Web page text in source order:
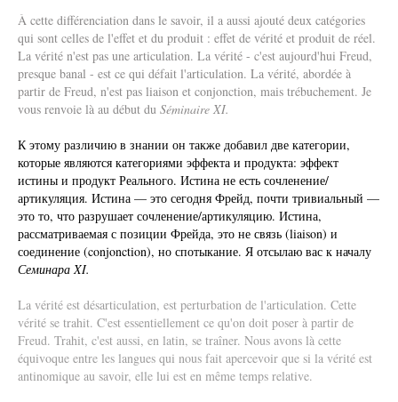
À cette différenciation dans le savoir, il a aussi ajouté deux catégories
qui sont celles de l'effet et du produit : effet de vérité et produit de réel.
La vérité n'est pas une articulation. La vérité - c'est aujourd'hui Freud,
presque banal - est ce qui défait l'articulation. La vérité, abordée à
partir de Freud, n'est pas liaison et conjonction, mais trébuchement. Je
vous renvoie là au début du Séminaire XI.
К этому различию в знании он также добавил две категории,
которые являются категориями эффекта и продукта: эффект
истины и продукт Реального. Истина не есть сочленение/
артикуляция. Истина — это сегодня Фрейд, почти тривиальный —
это то, что разрушает сочленение/артикуляцию. Истина,
рассматриваемая с позиции Фрейда, это не связь (liaison) и
соединение (conjonction), но спотыкание. Я отсылаю вас к началу
Семинара XI.
La vérité est désarticulation, est perturbation de l'articulation. Cette
vérité se trahit. C'est essentiellement ce qu'on doit poser à partir de
Freud. Trahit, c'est aussi, en latin, se traîner. Nous avons là cette
équivoque entre les langues qui nous fait apercevoir que si la vérité est
antinomique au savoir, elle lui est en même temps relative.